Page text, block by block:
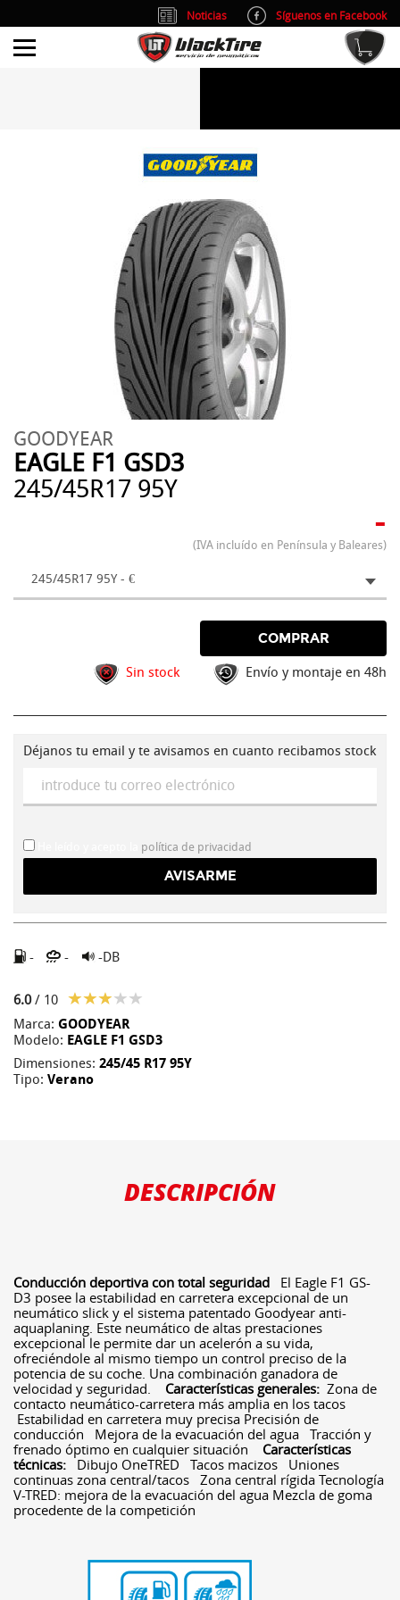
GOODYEAR
EAGLE F1 GSD3
245/45R17 95Y
-
(IVA incluído en Península y Baleares)
245/45R17 95Y - €
COMPRAR
Sin stock Envío y montaje en 48h
Déjanos tu email y te avisamos en cuanto recibamos stock
política de privacidad
- - -DB
6.0/ 10
Marca: GOODYEAR
Modelo: EAGLE F1 GSD3
Dimensiones: 245/45 R17 95Y
Tipo: Verano
DESCRIPCIÓN
Conducción deportiva con total seguridad El Eagle F1 GS-
D3 posee la estabilidad en carretera excepcional de un
neumático slick y el sistema patentado Goodyear anti-
aquaplaning. Este neumático de altas prestaciones
excepcional le permite dar un acelerón a su vida,
ofreciéndole al mismo tiempo un control preciso de la
potencia de su coche. Una combinación ganadora de
velocidad y seguridad. Características generales: Zona de
contacto neumático-carretera más amplia en los tacos
Estabilidad en carretera muy precisa Precisión de
conducción Mejora de la evacuación del agua Tracción y
frenado óptimo en cualquier situación Características
técnicas:
Dibujo OneTRED Tacos macizos Uniones
continuas zona central/tacos Zona central rígida Tecnología
V-TRED: mejora de la evacuación del agua Mezcla de goma
procedente de la competición
Noticias
Síguenos en Facebook
info@blacktire.es
Atención al cliente: L/V 9:00-14:00 y 15:00-19:00